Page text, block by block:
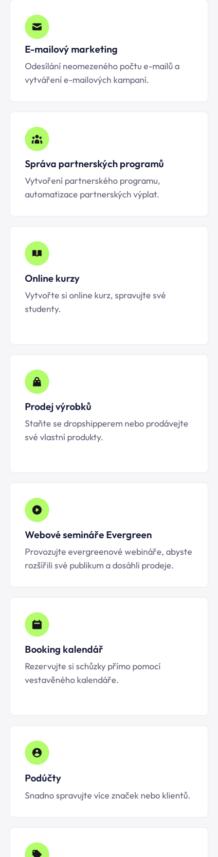
E-mailový marketing
Odesílání neomezeného počtu e-mailů a
vytváření e-mailových kampaní.
Správa partnerských programů
Vytvoření partnerského programu,
automatizace partnerských výplat.
Online kurzy
Vytvořte si online kurz, spravujte své
studenty.
Prodej výrobků
Staňte se dropshipperem nebo prodávejte
své vlastní produkty.
Webové semináře Evergreen
Provozujte evergreenové webináře, abyste
rozšířili své publikum a dosáhli prodeje.
Booking kalendář
Rezervujte si schůzky přímo pomocí
vestavěného kalendáře.
Podúčty
Snadno spravujte více značek nebo klientů.